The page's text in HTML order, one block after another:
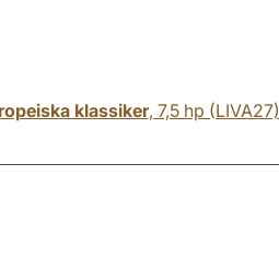
klassiker, 7,5 hp (LIVA27)